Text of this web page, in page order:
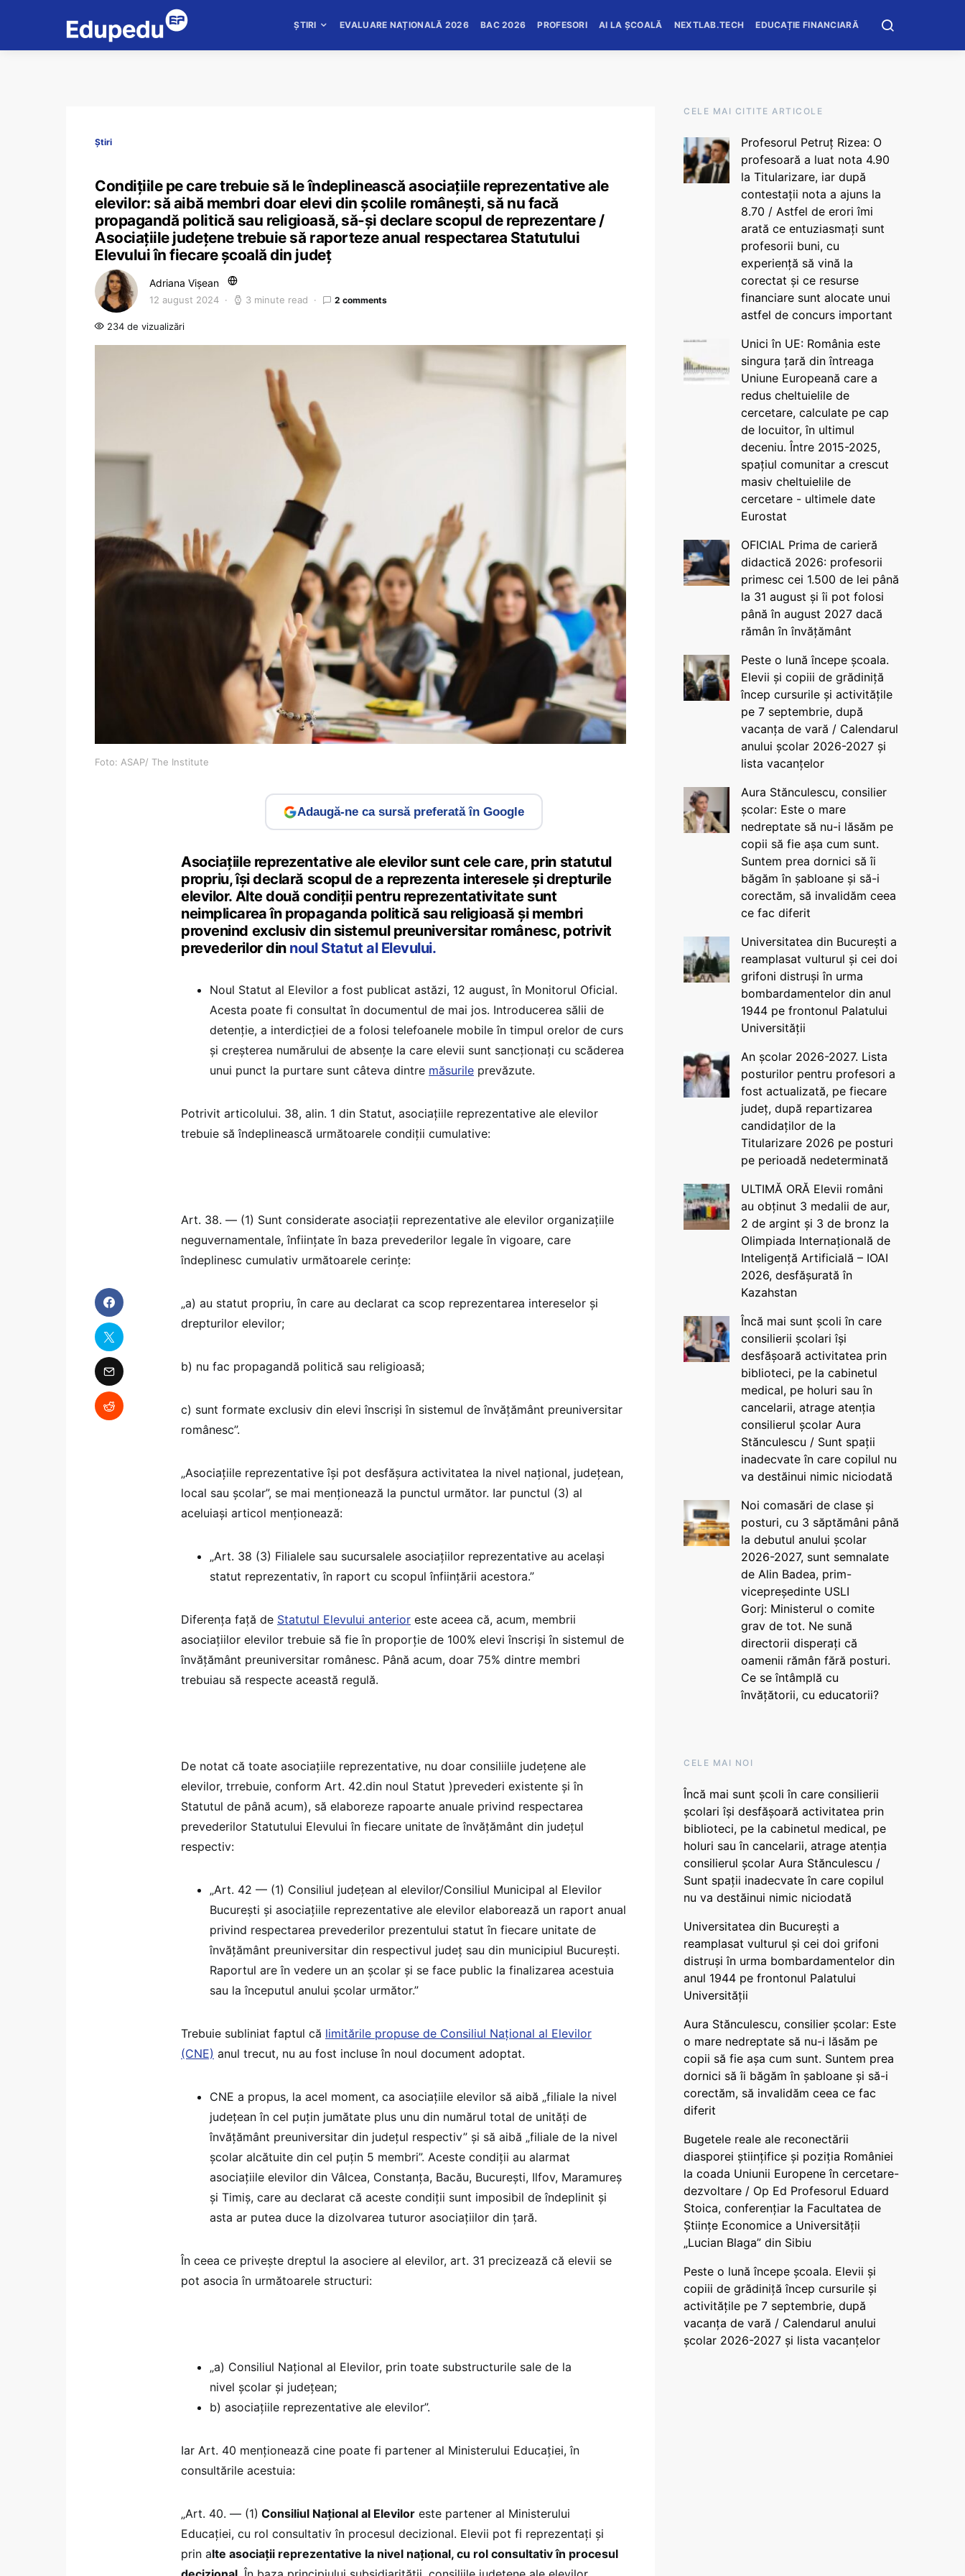
ȘTIRI EVALUARE NAȚIONALĂ 2026 BAC 2026 PROFESORI AI LA ȘCOALĂ NEXTLAB.TECH EDUCAȚIE FINANCIARĂ
Știri
Condițiile pe care trebuie să le îndeplinească asociațiile reprezentative ale
elevilor: să aibă membri doar elevi din școlile românești, să nu facă
propagandă politică sau religioasă, să-și declare scopul de reprezentare /
Asociațiile județene trebuie să raporteze anual respectarea Statutului
Elevului în fiecare școală din județ
Adriana Vișean
12 august 2024 3 minute read 2 comments
234 de vizualizări
Foto: ASAP/ The Institute
Adaugă-ne ca sursă preferată în Google
Asociațiile reprezentative ale elevilor sunt cele care, prin statutul
propriu, își declară scopul de a reprezenta interesele și drepturile
elevilor. Alte două condiții pentru reprezentativitate sunt
neimplicarea în propaganda politică sau religioasă și membri
provenind exclusiv din sistemul preuniversitar românesc, potrivit
prevederilor din noul Statut al Elevului.
Noul Statut al Elevilor a fost publicat astăzi, 12 august, în Monitorul Oficial.
Acesta poate fi consultat în documentul de mai jos. Introducerea sălii de
detenție, a interdicției de a folosi telefoanele mobile în timpul orelor de curs
și creșterea numărului de absențe la care elevii sunt sancționați cu scăderea
unui punct la purtare sunt câteva dintre măsurile prevăzute.
Potrivit articolului. 38, alin. 1 din Statut, asociațiile reprezentative ale elevilor
trebuie să îndeplinească următoarele condiții cumulative:
Art. 38. — (1) Sunt considerate asociații reprezentative ale elevilor organizațiile
neguvernamentale, înființate în baza prevederilor legale în vigoare, care
îndeplinesc cumulativ următoarele cerințe:
„a) au statut propriu, în care au declarat ca scop reprezentarea intereselor și
drepturilor elevilor;
b) nu fac propagandă politică sau religioasă;
c) sunt formate exclusiv din elevi înscriși în sistemul de învățământ preuniversitar
românesc”.
„Asociațiile reprezentative își pot desfășura activitatea la nivel național, județean,
local sau școlar”, se mai menționează la punctul următor. Iar punctul (3) al
aceluiași articol menționează:
„Art. 38 (3) Filialele sau sucursalele asociațiilor reprezentative au același
statut reprezentativ, în raport cu scopul înființării acestora.”
Diferența față de Statutul Elevului anterior este aceea că, acum, membrii
asociațiilor elevilor trebuie să fie în proporție de 100% elevi înscriși în sistemul de
învățământ preuniversitar românesc. Până acum, doar 75% dintre membri
trebuiau să respecte această regulă.
De notat că toate asociațiile reprezentative, nu doar consiliile județene ale
elevilor, trrebuie, conform Art. 42.din noul Statut )prevederi existente și în
Statutul de până acum), să elaboreze rapoarte anuale privind respectarea
prevederilor Statutului Elevului în fiecare unitate de învățământ din județul
respectiv:
„Art. 42 — (1) Consiliul județean al elevilor/Consiliul Municipal al Elevilor
București și asociațiile reprezentative ale elevilor elaborează un raport anual
privind respectarea prevederilor prezentului statut în fiecare unitate de
învățământ preuniversitar din respectivul județ sau din municipiul București.
Raportul are în vedere un an școlar și se face public la finalizarea acestuia
sau la începutul anului școlar următor.”
Trebuie subliniat faptul că limitările propuse de Consiliul Național al Elevilor
(CNE) anul trecut, nu au fost incluse în noul document adoptat.
CNE a propus, la acel moment, ca asociațiile elevilor să aibă „filiale la nivel
județean în cel puțin jumătate plus unu din numărul total de unități de
învățământ preuniversitar din județul respectiv” și să aibă „filiale de la nivel
școlar alcătuite din cel puțin 5 membri”. Aceste condiții au alarmat
asociațiile elevilor din Vâlcea, Constanța, Bacău, București, Ilfov, Maramureș
și Timiș, care au declarat că aceste condiții sunt imposibil de îndeplinit și
asta ar putea duce la dizolvarea tuturor asociațiilor din țară.
În ceea ce privește dreptul la asociere al elevilor, art. 31 precizează că elevii se
pot asocia în următoarele structuri:
„a) Consiliul Național al Elevilor, prin toate substructurile sale de la
nivel școlar și județean;
b) asociațiile reprezentative ale elevilor”.
Iar Art. 40 menționează cine poate fi partener al Ministerului Educației, în
consultările acestuia:
„Art. 40. — (1) Consiliul Național al Elevilor este partener al Ministerului
Educației, cu rol consultativ în procesul decizional. Elevii pot fi reprezentați și
prin alte asociații reprezentative la nivel național, cu rol consultativ în procesul
CELE MAI CITITE ARTICOLE
Profesorul Petruț Rizea: O
profesoară a luat nota 4.90
la Titularizare, iar după
contestații nota a ajuns la
8.70 / Astfel de erori îmi
arată ce entuziasmați sunt
profesorii buni, cu
experiență să vină la
corectat și ce resurse
financiare sunt alocate unui
astfel de concurs important
Unici în UE: România este
singura țară din întreaga
Uniune Europeană care a
redus cheltuielile de
cercetare, calculate pe cap
de locuitor, în ultimul
deceniu. Între 2015-2025,
spațiul comunitar a crescut
masiv cheltuielile de
cercetare - ultimele date
Eurostat
OFICIAL Prima de carieră
didactică 2026: profesorii
primesc cei 1.500 de lei până
la 31 august și îi pot folosi
până în august 2027 dacă
rămân în învățământ
Peste o lună începe școala.
Elevii și copiii de grădiniță
încep cursurile și activitățile
pe 7 septembrie, după
vacanța de vară / Calendarul
anului școlar 2026-2027 și
lista vacanțelor
Aura Stănculescu, consilier
școlar: Este o mare
nedreptate să nu-i lăsăm pe
copii să fie așa cum sunt.
Suntem prea dornici să îi
băgăm în șabloane și să-i
corectăm, să invalidăm ceea
ce fac diferit
Universitatea din București a
reamplasat vulturul și cei doi
grifoni distruși în urma
bombardamentelor din anul
1944 pe frontonul Palatului
Universității
An școlar 2026-2027. Lista
posturilor pentru profesori a
fost actualizată, pe fiecare
județ, după repartizarea
candidaților de la
Titularizare 2026 pe posturi
pe perioadă nedeterminată
ULTIMĂ ORĂ Elevii români
au obținut 3 medalii de aur,
2 de argint și 3 de bronz la
Olimpiada Internațională de
Inteligență Artificială – IOAI
2026, desfășurată în
Kazahstan
Încă mai sunt școli în care
consilierii școlari își
desfășoară activitatea prin
biblioteci, pe la cabinetul
medical, pe holuri sau în
cancelarii, atrage atenția
consilierul școlar Aura
Stănculescu / Sunt spații
inadecvate în care copilul nu
va destăinui nimic niciodată
Noi comasări de clase și
posturi, cu 3 săptămâni până
la debutul anului școlar
2026-2027, sunt semnalate
de Alin Badea, prim-
vicepreședinte USLI
Gorj: Ministerul o comite
grav de tot. Ne sună
directorii disperați că
oamenii rămân fără posturi.
Ce se întâmplă cu
învățătorii, cu educatorii?
CELE MAI NOI
Încă mai sunt școli în care consilierii
școlari își desfășoară activitatea prin
biblioteci, pe la cabinetul medical, pe
holuri sau în cancelarii, atrage atenția
consilierul școlar Aura Stănculescu /
Sunt spații inadecvate în care copilul
nu va destăinui nimic niciodată
Universitatea din București a
reamplasat vulturul și cei doi grifoni
distruși în urma bombardamentelor din
anul 1944 pe frontonul Palatului
Universității
Aura Stănculescu, consilier școlar: Este
o mare nedreptate să nu-i lăsăm pe
copii să fie așa cum sunt. Suntem prea
dornici să îi băgăm în șabloane și să-i
corectăm, să invalidăm ceea ce fac
diferit
Bugetele reale ale reconectării
diasporei științifice și poziția României
la coada Uniunii Europene în cercetare-
dezvoltare / Op Ed Profesorul Eduard
Stoica, conferențiar la Facultatea de
Științe Economice a Universității
„Lucian Blaga” din Sibiu
Peste o lună începe școala. Elevii și
copiii de grădiniță încep cursurile și
activitățile pe 7 septembrie, după
vacanța de vară / Calendarul anului
școlar 2026-2027 și lista vacanțelor